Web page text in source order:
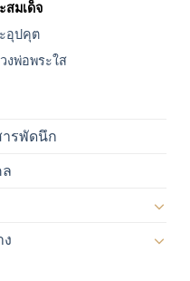
สมเด็จ
อุปคุต
งพ่อพระใส
รพัดนึก
ง